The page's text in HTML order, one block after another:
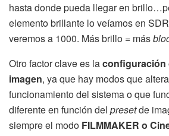
hasta donde pueda llegar en
elemento brillante lo veíamos en
veremos a 1000. Más brillo = más
Otro factor clave es laconfiguración
imagen, ya que hay modos que
funcionamiento del sistema o que
diferente en función del presetde
siempre el modo FILMMAKER o